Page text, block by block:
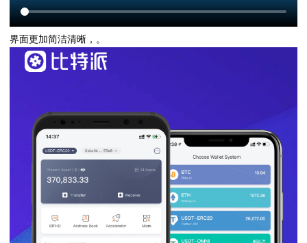
界面更加简洁清晰，。